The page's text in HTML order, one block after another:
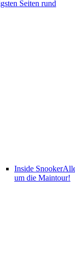
Seiten rund
Inside Snooker
um die Maintour!